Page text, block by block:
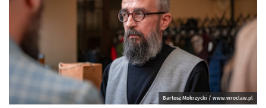
Bartosz Mokrzycki / www.wroclaw.pl